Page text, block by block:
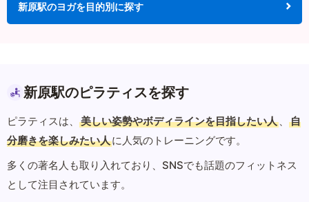
新原駅のヨガを目的別に探す
新原駅のピラティスを探す
ピラティスは、 美しい姿勢やボディラインを目指したい人 、
自
分磨きを楽しみたい人に人気のトレーニングです。
多くの著名人も取り入れており、SNSでも話題のフィットネス
として注目されています。